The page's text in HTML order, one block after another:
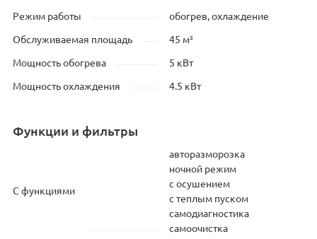
Режим работы обогрев, охлаждение
Обслуживаемая площадь 45 м²
Мощность обогрева 5 кВт
Мощность охлаждения 4.5 кВт
Функции и фильтры
С функциями
авторазморозка
ночной режим
с осушением
с теплым пуском
самодиагностика
самоочистка